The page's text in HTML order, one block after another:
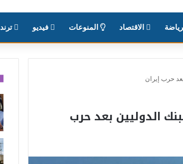
الاقتصاد المنوعات فيديو ترند
حرب إيران
الدوليين بعد حرب